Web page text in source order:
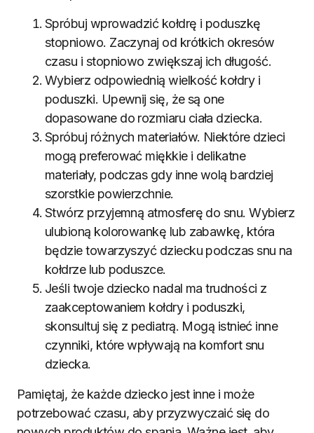
Spróbuj wprowadzić kołdrę i poduszkę
stopniowo. Zaczynaj od krótkich okresów
czasu i stopniowo zwiększaj ich długość.
Wybierz odpowiednią wielkość kołdry i
poduszki. Upewnij się, że są one
dopasowane do rozmiaru ciała dziecka.
Spróbuj różnych materiałów. Niektóre dzieci
mogą preferować miękkie i delikatne
materiały, podczas gdy inne wolą bardziej
szorstkie powierzchnie.
Stwórz przyjemną atmosferę do snu. Wybierz
ulubioną kolorowankę lub zabawkę, która
będzie towarzyszyć dziecku podczas snu na
kołdrze lub poduszce.
Jeśli twoje dziecko nadal ma trudności z
zaakceptowaniem kołdry i poduszki,
skonsultuj się z pediatrą. Mogą istnieć inne
czynniki, które wpływają na komfort snu
dziecka.
Pamiętaj, że każde dziecko jest inne i może
potrzebować czasu, aby przyzwyczaić się do